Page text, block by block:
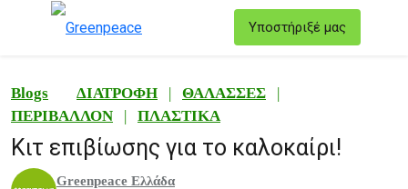
Υποστήριξέ μας
Blogs ΔΙΑΤΡΟΦΗ | ΘΑΛΑΣΣΕΣ
|
ΠΕΡΙΒΑΛΛΟΝ
| ΠΛΑΣΤΙΚΑ
Κιτ επιβίωσης για το καλοκαίρι!
Greenpeace Ελλάδα